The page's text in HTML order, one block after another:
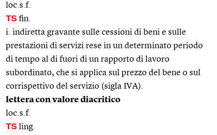
loc.s.f.
TS fin.
i. indiretta gravante sulle cessioni di beni e sulle
prestazioni di servizi rese in un determinato periodo
di tempo al di fuori di un rapporto di lavoro
subordinato, che si applica sul prezzo del bene o sul
corrispettivo del servizio (sigla IVA).
lettera con valore diacritico
loc.s.f.
TS ling.